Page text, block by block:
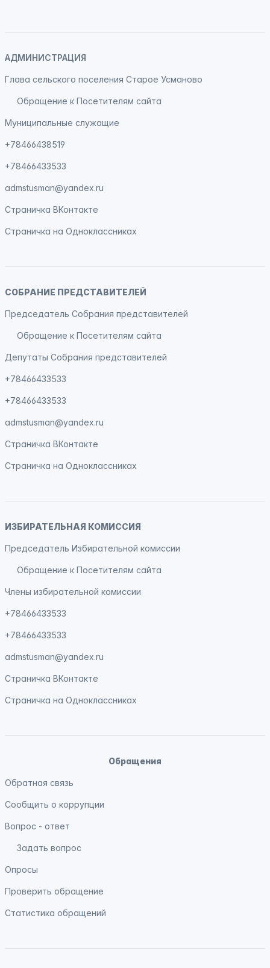
АДМИНИСТРАЦИЯ
Глава сельского поселения Старое Усманово
Обращение к Посетителям сайта
Муниципальные служащие
+78466438519
+78466433533
admstusman@yandex.ru
Страничка ВКонтакте
Страничка на Одноклассниках
СОБРАНИЕ ПРЕДСТАВИТЕЛЕЙ
Председатель Собрания представителей
Обращение к Посетителям сайта
Депутаты Собрания представителей
+78466433533
+78466433533
admstusman@yandex.ru
Страничка ВКонтакте
Страничка на Одноклассниках
ИЗБИРАТЕЛЬНАЯ КОМИССИЯ
Председатель Избирательной комиссии
Обращение к Посетителям сайта
Члены избирательной комиссии
+78466433533
+78466433533
admstusman@yandex.ru
Страничка ВКонтакте
Страничка на Одноклассниках
Обращения
Обратная связь
Сообщить о коррупции
Вопрос - ответ
Задать вопрос
Опросы
Проверить обращение
Статистика обращений